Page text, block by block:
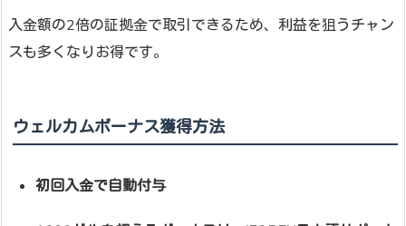
入金額の2倍の証拠金で取引できるため、利益を狙うチャン
スも多くなりお得です。
ウェルカムボーナス獲得方法
初回入金で自動付与